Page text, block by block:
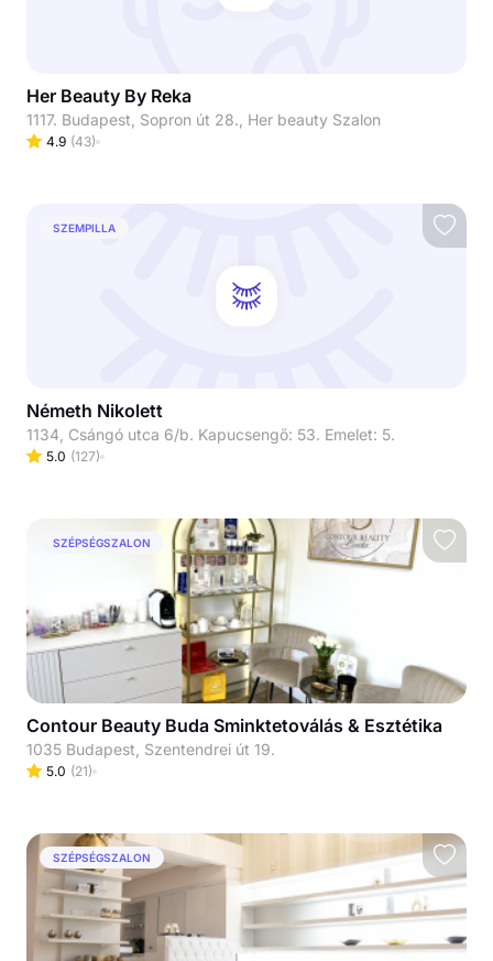
Her Beauty By Reka
1117. Budapest, Sopron út 28., Her beauty Szalon
4.9 (43)
SZEMPILLA
Németh Nikolett
1134, Csángó utca 6/b. Kapucsengő: 53. Emelet: 5.
5.0 (127)
SZÉPSÉGSZALON
Contour Beauty Buda Sminktetoválás & Esztétika
1035 Budapest, Szentendrei út 19.
5.0 (21)
SZÉPSÉGSZALON